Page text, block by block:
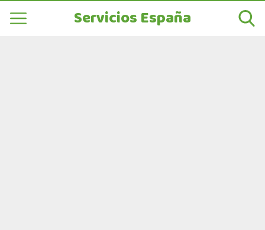
Servicios España